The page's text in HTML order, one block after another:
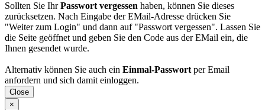
Sollten Sie IhrPasswort vergessen haben, können Sie dieses
zurück­setzen. Nach Eingabe der EMail-Adresse drücken Sie
"Weiter zum Login" und dann auf "Passwort vergessen". Lassen Sie
die Seite geöffnet und geben Sie den Code aus der EMail ein, die
Ihnen gesendet wurde.
Alternativ können Sie auch ein Einmal-Passwort per Email
anfordern und sich damit einloggen.
Close
×